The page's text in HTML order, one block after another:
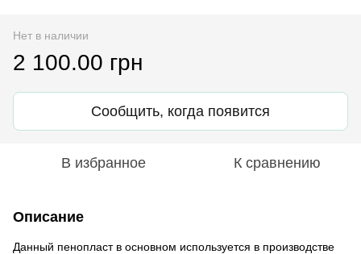
Нет в наличии
2 100.00 грн
Сообщить, когда появится
В избранное К сравнению
Описание
Данный пенопласт в основном используется в производстве